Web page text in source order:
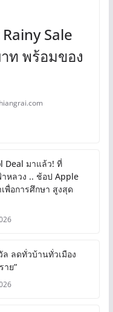
Rainy Sale
ท พร้อมของ
Deal มาแล้ว! ที่
หลวง .. ช้อป Apple
พื่อการศึกษา สูงสุด
ลดทั่วบ้านทั่วเมือง
าย”